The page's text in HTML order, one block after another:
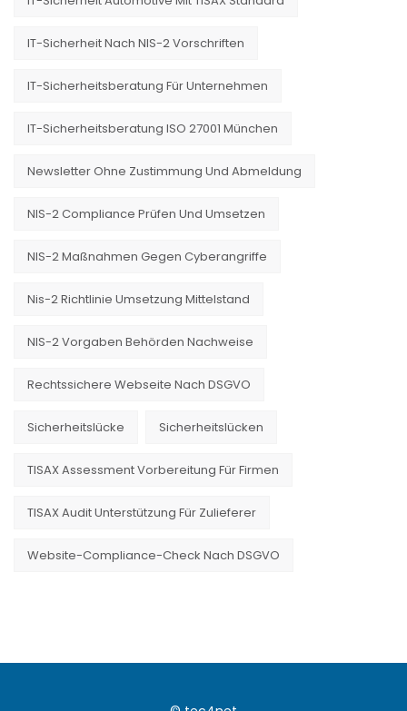
IT-Sicherheit Nach NIS-2 Vorschriften
IT-Sicherheitsberatung Für Unternehmen
IT-Sicherheitsberatung ISO 27001 München
Newsletter Ohne Zustimmung Und Abmeldung
NIS-2 Compliance Prüfen Und Umsetzen
NIS-2 Maßnahmen Gegen Cyberangriffe
Nis-2 Richtlinie Umsetzung Mittelstand
NIS-2 Vorgaben Behörden Nachweise
Rechtssichere Webseite Nach DSGVO
Sicherheitslücke Sicherheitslücken
TISAX Assessment Vorbereitung Für Firmen
TISAX Audit Unterstützung Für Zulieferer
Website-Compliance-Check Nach DSGVO